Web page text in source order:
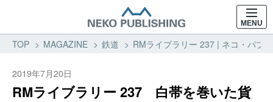
MENU
TOP MAGAZINE 鉄道 RMライブラリー 237 | ネコ・パブ
2019年7月20日
RMライブラリー 237 白帯を巻いた貨